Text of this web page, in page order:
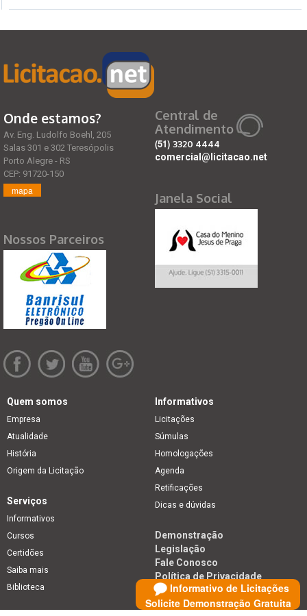
Informativo de Licitações
Solicite Demonstração Gratuita
Onde estamos?
Av. Eng. Ludolfo Boehl, 205
Salas 301 e 302 Teresópolis
Porto Alegre - RS
CEP: 91720-150
mapa
Nossos Parceiros
Central de
Atendimento
(51) 3320 4444
comercial@licitacao.net
Janela Social
Quem somos
Empresa
Atualidade
História
Origem da Licitação
Informativos
Licitações
Súmulas
Homologações
Agenda
Retificações
Dicas e dúvidas
Serviços
Informativos
Cursos
Certidões
Saiba mais
Biblioteca
Demonstração
Legislação
Fale Conosco
Política de Privacidade